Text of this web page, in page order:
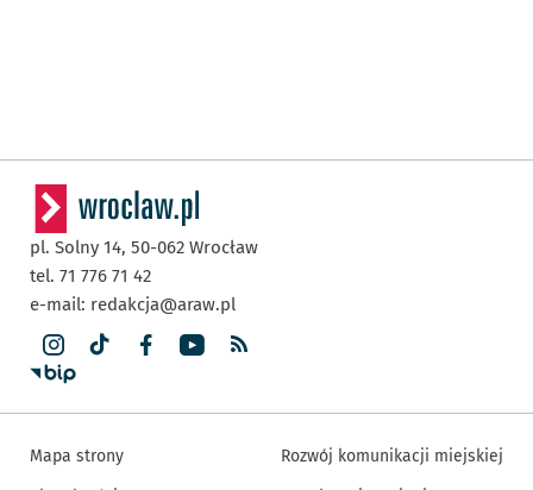
pl. Solny 14, 50-062 Wrocław
tel. 71 776 71 42
e-mail: redakcja@araw.pl
Mapa strony
Rozwój komunikacji miejskiej